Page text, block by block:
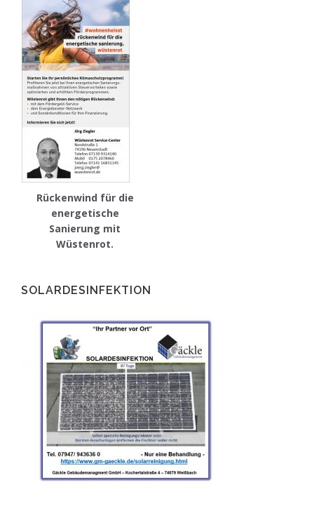
Rückenwind für die
energetische
Sanierung mit
Wüstenrot.
SOLARDESINFEKTION